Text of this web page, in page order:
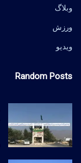
وبلاگ
ورزش
ویدیو
Random Posts